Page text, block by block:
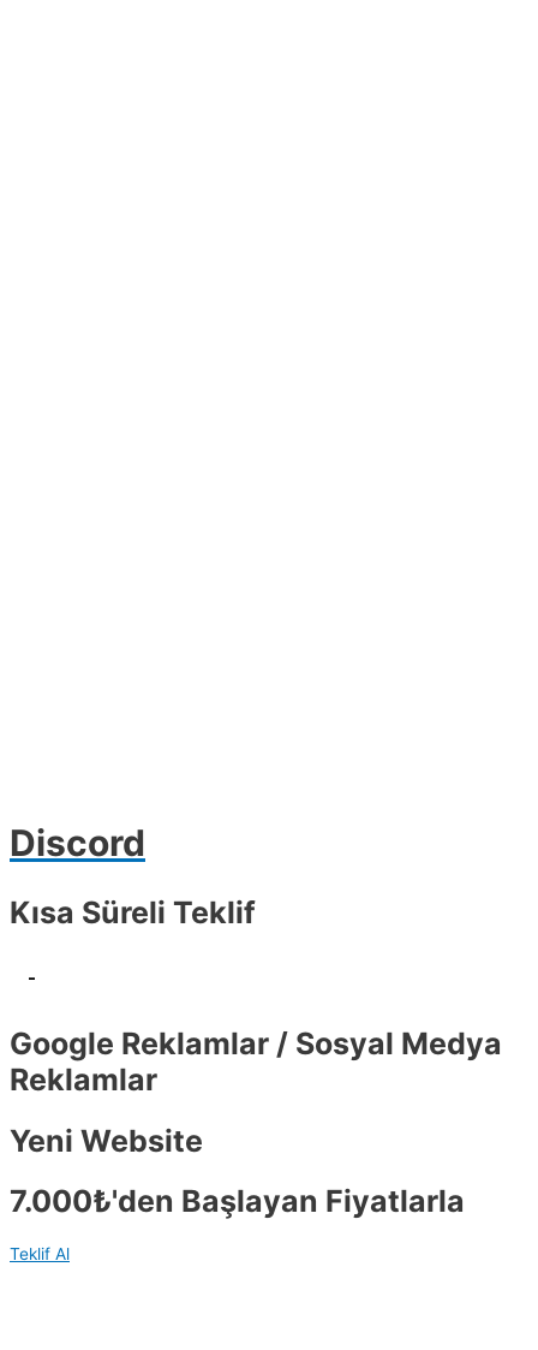
Discord
Kısa Süreli Teklif
-
Google Reklamlar / Sosyal Medya
Reklamlar
Yeni Website
7.000₺'den Başlayan Fiyatlarla
Teklif Al